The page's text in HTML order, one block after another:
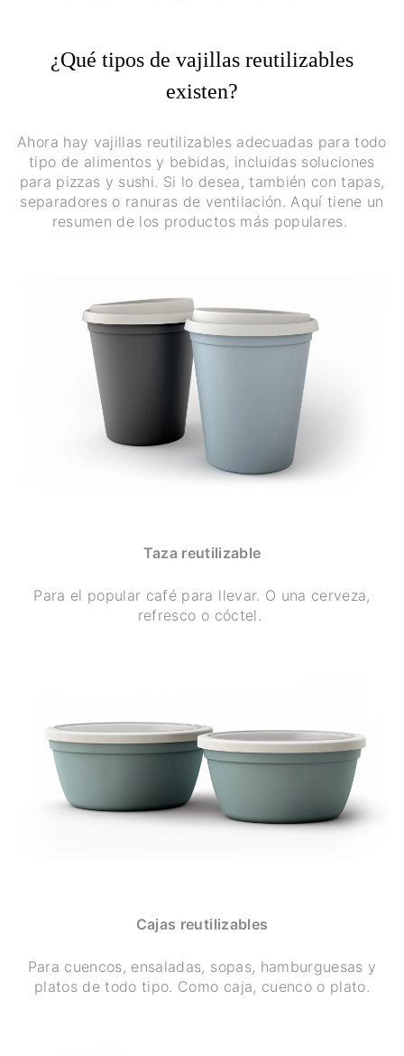
¿Qué tipos de vajillas reutilizables
existen?
Ahora hay vajillas reutilizables adecuadas para todo
tipo de alimentos y bebidas, incluidas soluciones
para pizzas y sushi. Si lo desea, también con tapas,
separadores o ranuras de ventilación. Aquí tiene un
resumen de los productos más populares.
Taza reutilizable
Para el popular café para llevar. O una cerveza,
refresco o cóctel.
Cajas reutilizables
Para cuencos, ensaladas, sopas, hamburguesas y
platos de todo tipo. Como caja, cuenco o plato.